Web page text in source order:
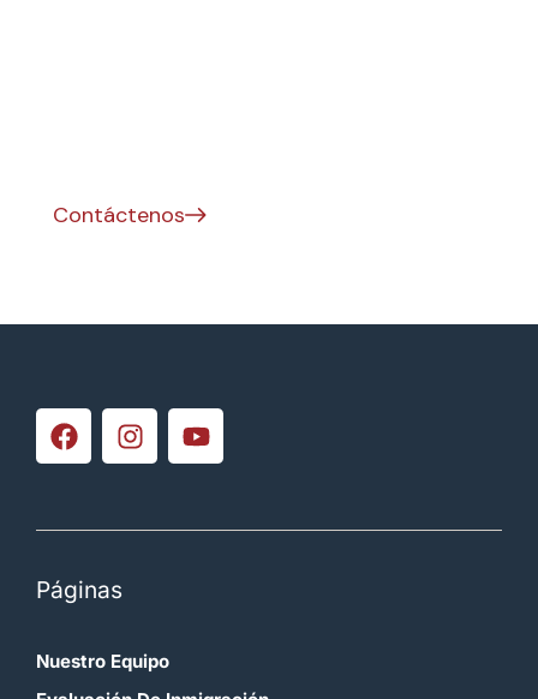
Contáctenos
Páginas
Nuestro Equipo